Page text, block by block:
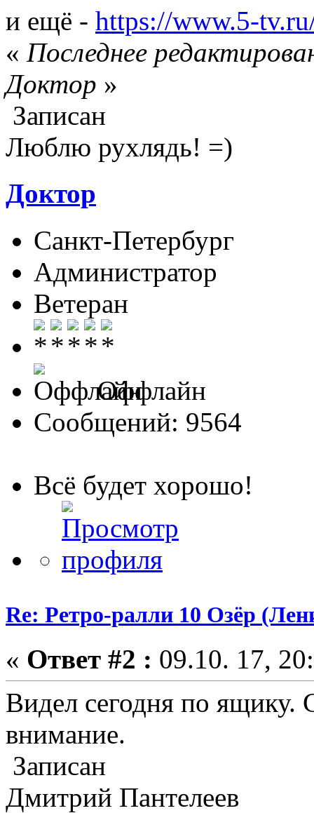
и ещё - https://www.5-
« Последнее
Доктор »
Записан
Люблю рухлядь! =)
Доктор
Санкт-Петербург
Администратор
Ветеран
Оффлайн
Сообщений: 9564
Всё будет хорошо!
Re: Ретро-ралли 10 Озёр
« Ответ #2 : 09.10. 17,
Видел сегодня по ящику.
внимание.
Записан
Дмитрий Пантелеев